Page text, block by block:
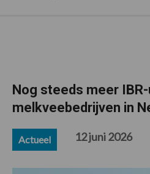
Nog steeds meer
melkveebedrijven in
Actueel 12 juni 2026